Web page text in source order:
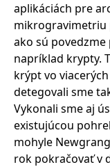
aplikáciách pre
mikrogravimetriu
ako sú povedzme
napríklad krypty.
krýpt vo
detegovali sme
Vykonali sme aj
existujúcou
mohyle
rok pokračovať v